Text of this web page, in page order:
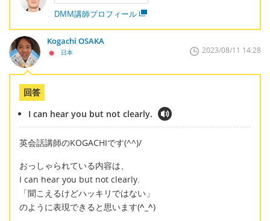
DMM講師プロフィール
Kogachi OSAKA
日本 2023/08/11 14:28
回答
I can hear you but not clearly.
英会話講師のKOGACHIです(^^)/
おっしゃられている内容は、
I can hear you but not clearly.
「聞こえるけどハッキリではない」
のように表現できると思います(^_^)